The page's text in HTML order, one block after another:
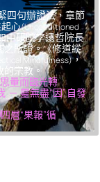
四句辦證法，章節
心(Unconditioned
中研院李遠哲院長
之所證。《修道縱
Mindfulness)，
的宗教。
量而臨光轉
─ 靈無盡“因”,自發
四層“果報”循